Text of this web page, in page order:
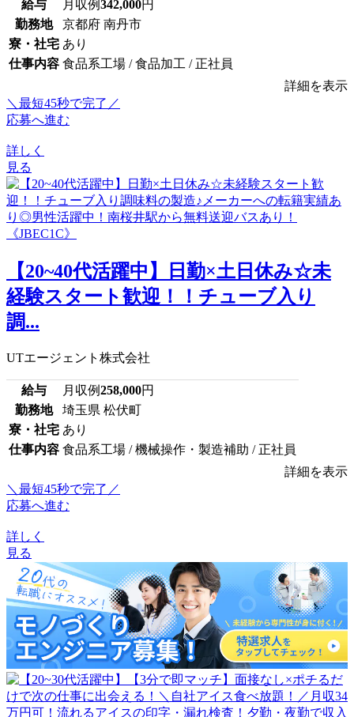
給与 月収例342,000円
勤務地
京都府 南丹市
寮・社宅 あり
仕事内容 食品系工場 / 食品加工 / 正社員
詳細を表示
＼最短45秒で完了／
応募へ進む
詳しく
見る
【20~40代活躍中】日勤×土日休み☆未
経験スタート歓迎！！チューブ入り
調...
UTエージェント株式会社
給与 月収例258,000円
勤務地
埼玉県 松伏町
寮・社宅 あり
仕事内容 食品系工場 / 機械操作・製造補助 / 正社員
詳細を表示
＼最短45秒で完了／
応募へ進む
詳しく
見る